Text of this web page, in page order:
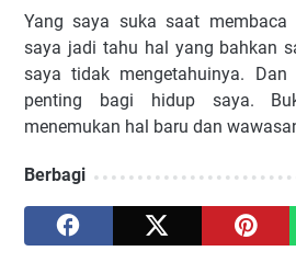
Yang saya suka saat membaca
saya jadi tahu hal yang bahkan
saya tidak mengetahuinya.
penting bagi hidup saya.
menemukan hal baru dan
Berbagi